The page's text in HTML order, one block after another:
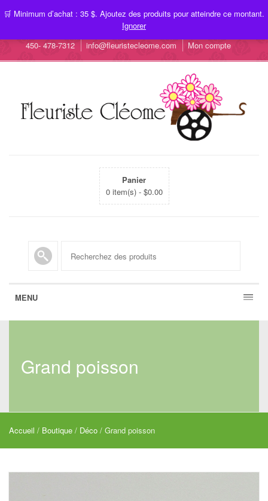
450- 478-7312 info@fleuristecleome.com Mon compte
Panier
0 item(s) - $0.00
MENU
Grand poisson
Accueil / Boutique / Déco / Grand poisson
🛒 Minimum d’achat : 35 $. Ajoutez des produits pour atteindre ce montant.
Ignorer